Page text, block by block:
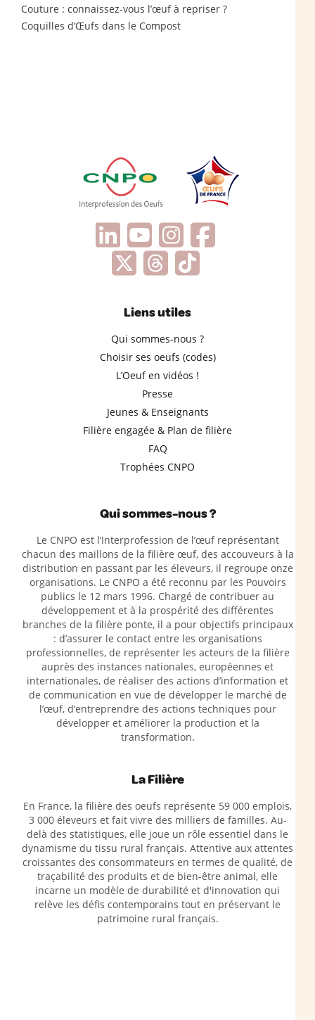
Couture : connaissez-vous l’œuf à repriser ?
Coquilles d’Œufs dans le Compost
Liens utiles
Qui sommes-nous ?
Choisir ses oeufs (codes)
L’Oeuf en vidéos !
Presse
Jeunes & Enseignants
Filière engagée & Plan de filière
FAQ
Trophées CNPO
Qui sommes-nous ?
Le CNPO est l’Interprofession de l’œuf représentant
chacun des maillons de la filière œuf, des accouveurs à la
distribution en passant par les éleveurs, il regroupe onze
organisations. Le CNPO a été reconnu par les Pouvoirs
publics le 12 mars 1996. Chargé de contribuer au
développement et à la prospérité des différentes
branches de la filière ponte, il a pour objectifs principaux
: d’assurer le contact entre les organisations
professionnelles, de représenter les acteurs de la filière
auprès des instances nationales, européennes et
internationales, de réaliser des actions d’information et
de communication en vue de développer le marché de
l’œuf, d’entreprendre des actions techniques pour
développer et améliorer la production et la
transformation.
La Filière
En France, la filière des oeufs représente 59 000 emplois,
3 000 éleveurs et fait vivre des milliers de familles. Au-
delà des statistiques, elle joue un rôle essentiel dans le
dynamisme du tissu rural français. Attentive aux attentes
croissantes des consommateurs en termes de qualité, de
traçabilité des produits et de bien-être animal, elle
incarne un modèle de durabilité et d'innovation qui
relève les défis contemporains tout en préservant le
patrimoine rural français.